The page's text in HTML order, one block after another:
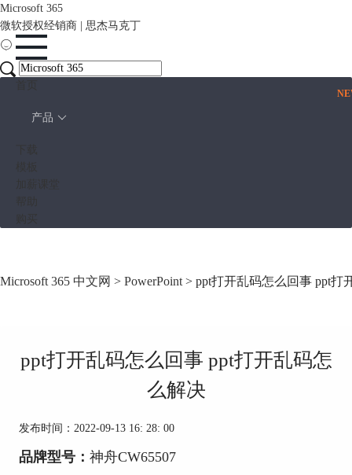
Microsoft 365
微软授权经销商 | 思杰马克丁
产品
Microsoft 365 中文网 > PowerPoint > ppt打开乱码怎么回事 ppt打
ppt打开乱码怎么回事 ppt打开乱码怎
么解决
发布时间：2022-09-13 16: 28: 00
品牌型号： 神舟CW65507